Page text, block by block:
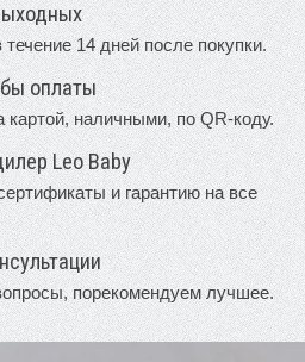
течение 14 дней после покупки.
оплаты
картой, наличными, по QR-коду.
Leo Baby
и гарантию на все
порекомендуем лучшее.